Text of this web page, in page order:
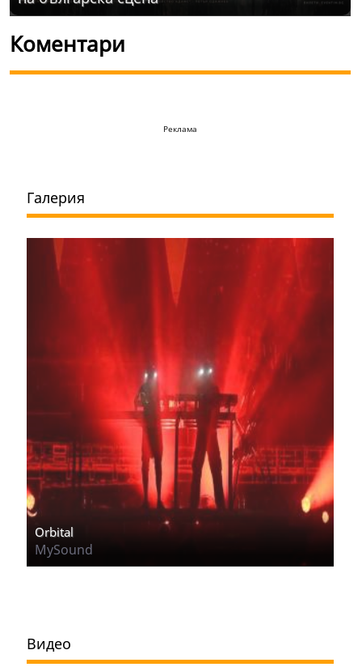
Коментари
Реклама
Галерия
Orbital
MySound
Видео